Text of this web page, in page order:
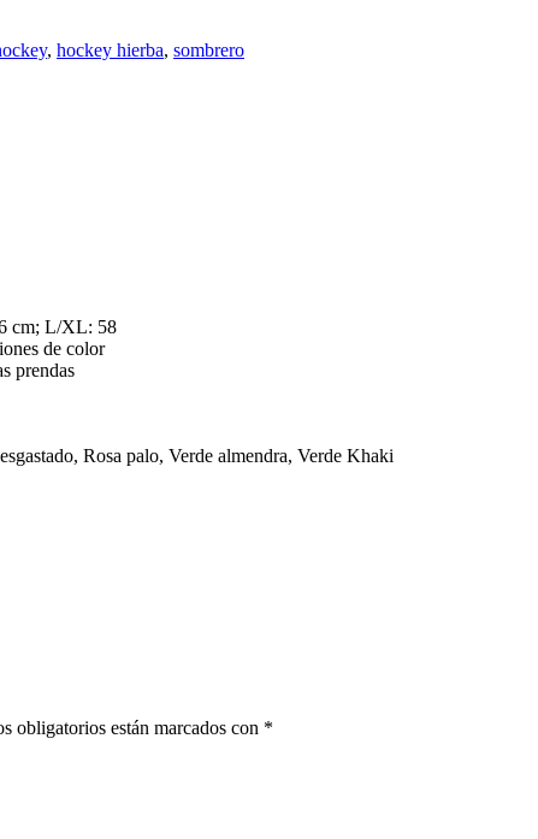
, hockey hierba, sombrero
cm; L/XL: 58
de color
prendas
Rosa palo, Verde almendra, Verde Khaki
obligatorios están marcados con *